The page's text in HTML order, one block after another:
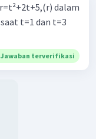
dalam
t=1 dan t=3
Jawaban terverifikasi